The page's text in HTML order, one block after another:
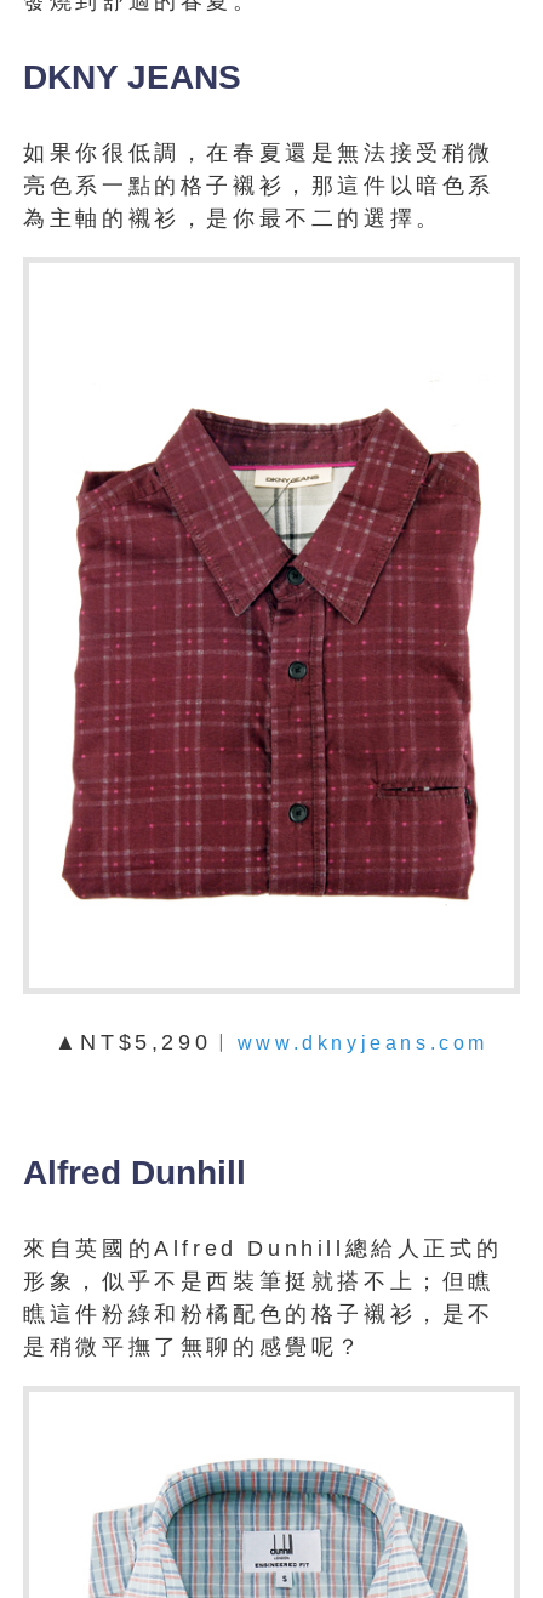
DKNY JEANS
如果你很低調，在春夏還是無法接受稍微
亮色系一點的格子襯衫，那這件以暗色系
為主軸的襯衫，是你最不二的選擇。
▲NT$5,290︱ www.dknyjeans.com
Alfred Dunhill
來自英國的Alfred Dunhill總給人正式的
形象，似乎不是西裝筆挺就搭不上；但瞧
瞧這件粉綠和粉橘配色的格子襯衫，是不
是稍微平撫了無聊的感覺呢？